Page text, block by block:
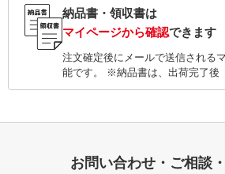
納品書・領収書は
マイページから確認できます
注文確定後にメールで送信される
能です。 ※納品書は、出荷完了後
お問い合わせ・ご相談